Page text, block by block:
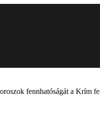
fennhatóságát a Krím